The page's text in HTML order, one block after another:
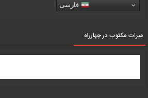
فارسی
میرات مکتوب در چهارراه